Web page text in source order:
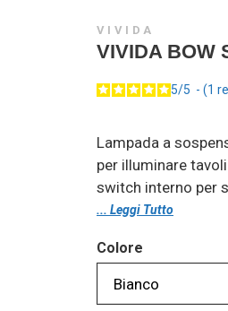
VIVIDA
VIVIDA BOW
5/5 - 1
Lampada a
per illuminare
switch interno per
... Leggi Tutto
Colore